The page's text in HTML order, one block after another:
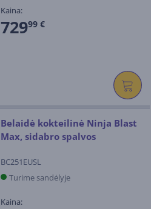
Kaina:
72999 €
Belaidė kokteilinė Ninja Blast
Max, sidabro spalvos
BC251EUSL
Turime sandėlyje
Kaina: